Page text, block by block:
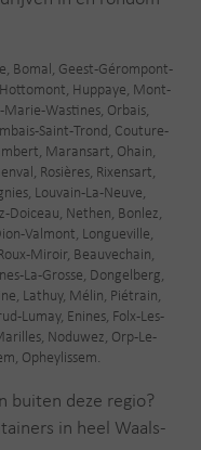
Bomal, Geest-Gérompont-
Huppaye, Mont-
Wastines, Orbais,
Saint-Trond, Couture-
Maransart, Ohain,
Rosières, Rixensart,
Louvain-La-Neuve,
Doiceau, Nethen, Bonlez,
Valmont, Longueville,
Miroir, Beauvechain,
La-Grosse, Dongelberg,
Lathuy, Mélin, Piétrain,
Lumay, Enines, Folx-Les-
Noduwez, Orp-Le-
Opheylissem.
buiten deze regio?
in heel Waals-